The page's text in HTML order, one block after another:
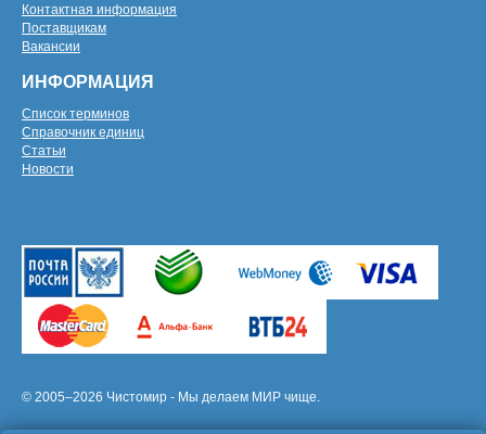
Контактная информация
Поставщикам
Вакансии
ИНФОРМАЦИЯ
Список терминов
Справочник единиц
Статьи
Новости
© 2005–2026 Чистомир - Мы делаем МИР чище.